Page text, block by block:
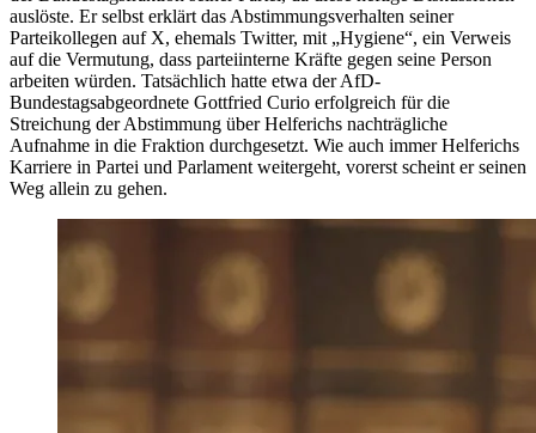
auslöste. Er selbst erklärt das Abstimmungsverhalten seiner
Parteikollegen auf X, ehemals Twitter, mit „Hygiene“, ein Verweis
auf die Vermutung, dass parteiinterne Kräfte gegen seine Person
arbeiten würden. Tatsächlich hatte etwa der AfD-
Bundestagsabgeordnete Gottfried Curio erfolgreich für die
Streichung der Abstimmung über Helferichs nachträgliche
Aufnahme in die Fraktion durchgesetzt. Wie auch immer Helferichs
Karriere in Partei und Parlament weitergeht, vorerst scheint er seinen
Weg allein zu gehen.